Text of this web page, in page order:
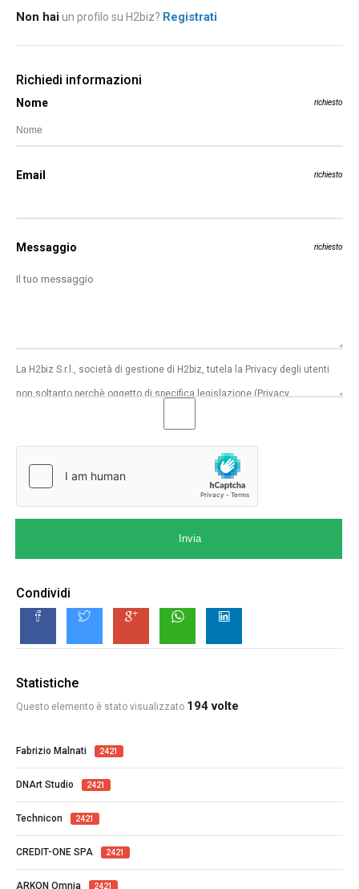
Non haiun profilo su H2biz? Registrati
Richiedi informazioni
Nome richiesto
Email richiesto
Messaggio richiesto
Invia
Condividi
Statistiche
Questo elemento è stato visualizzato 194 volte
Fabrizio Malnati 2421
DNArt Studio 2421
Technicon 2421
CREDIT-ONE SPA 2421
ARKON Omnia 2421